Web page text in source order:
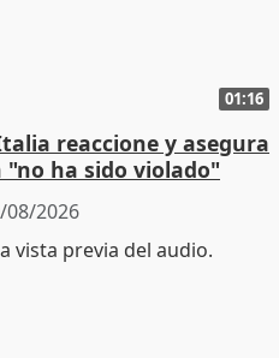
01:16
reaccione y asegura
"no ha sido violado"
08/2026